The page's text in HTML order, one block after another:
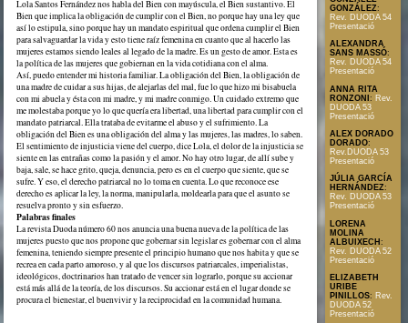
Lola Santos Fernández nos habla del Bien con mayúscula, el Bien sustantivo. El
Bien que implica la obligación de cumplir con el Bien, no porque hay una ley que
así lo estipula, sino porque hay un mandato espiritual que ordena cumplir el Bien
para salvaguardar la vida y esto tiene raíz femenina en cuanto que al hacerlo las
mujeres estamos siendo leales al legado de la madre. Es un gesto de amor. Esta es
la política de las mujeres que gobiernan en la vida cotidiana con el alma.
Así, puedo entender mi historia familiar. La obligación del Bien, la obligación de
una madre de cuidar a sus hijas, de alejarlas del mal, fue lo que hizo mi bisabuela
con mi abuela y ésta con mi madre, y mi madre conmigo. Un cuidado extremo que
me molestaba porque yo lo que quería era libertad, una libertad para cumplir con el
mandato patriarcal. Ella trataba de evitarme el abuso y el sufrimiento. La
obligación del Bien es una obligación del alma y las mujeres, las madres, lo saben.
El sentimiento de injusticia viene del cuerpo, dice Lola, el dolor de la injusticia se
siente en las entrañas como la pasión y el amor. No hay otro lugar, de allí sube y
baja, sale, se hace grito, queja, denuncia, pero es en el cuerpo que siente, que se
sufre. Y eso, el derecho patriarcal no lo toma en cuenta. Lo que reconoce ese
derecho es aplicar la ley, la norma, manipularla, moldearla para que el asunto se
resuelva pronto y sin esfuerzo.
Palabras finales
La revista Duoda número 60 nos anuncia una buena nueva de la política de las
mujeres puesto que nos propone que gobernar sin legislar es gobernar con el alma
femenina, teniendo siempre presente el principio humano que nos habita y que se
recrea en cada parto amoroso, y al que los discursos patriarcales, imperialistas,
ideológicos, doctrinarios han tratado de vencer sin lograrlo, porque su accionar
está más allá de la teoría, de los discursos. Su accionar está en el lugar donde se
procura el bienestar, el buenvivir y la reciprocidad en la comunidad humana.
GONZÁLEZ:
Rev. DUODA 54
Presentació
ALEXANDRA
SANS MASSÓ:
Rev. DUODA 54
Presentació
ANNA RITA
RONZONI : Rev.
DUODA 53
Presentació
ALEX DORADO
DORADO:
Rev.DUODA 53
Presentació
JÚLIA GARCÍA
HERNÁNDEZ:
Rev. DUODA 53
Presentació
LORENA
MOLINA
ALBUIXECH :
Rev. DUODA 52
Presentació
ELIZABETH
URIBE
PINILLOS: Rev.
DUODA 52
Presentació